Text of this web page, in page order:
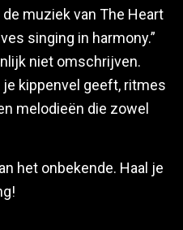
muziek van The Heart
singing in harmony.”
niet omschrijven.
kippenvel geeft, ritmes
melodieën die zowel
het onbekende. Haal je